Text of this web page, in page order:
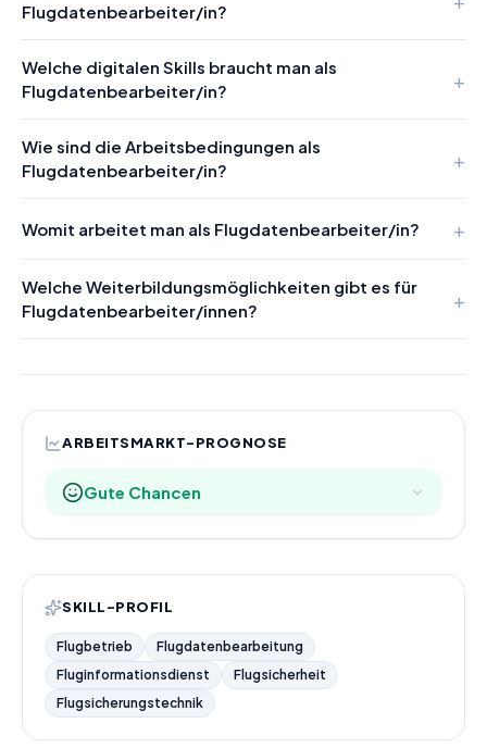
Flugdatenbearbeiter/in?
Welche digitalen Skills braucht man als
Flugdatenbearbeiter/in?
Wie sind die Arbeitsbedingungen als
Flugdatenbearbeiter/in?
Womit arbeitet man als Flugdatenbearbeiter/in?
Welche Weiterbildungsmöglichkeiten gibt es für
Flugdatenbearbeiter/innen?
ARBEITSMARKT-PROGNOSE
Gute Chancen
SKILL-PROFIL
Flugbetrieb
Flugdatenbearbeitung
Fluginformationsdienst
Flugsicherheit
Flugsicherungstechnik